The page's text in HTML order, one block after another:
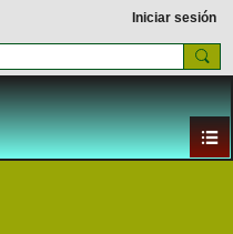
Iniciar sesión